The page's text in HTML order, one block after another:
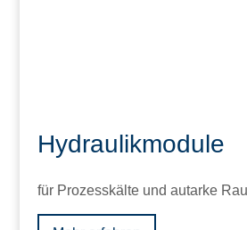
Hydraulikmodule
für Prozesskälte und autarke